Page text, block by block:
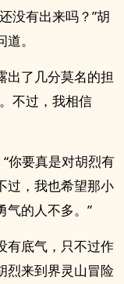
没有出来吗？”胡
。
出了几分莫名的担
不过，我相信
你要真是对胡烈有
过，我也希望那小
气的人不多。”
有底气，只不过作
烈来到界灵山冒险